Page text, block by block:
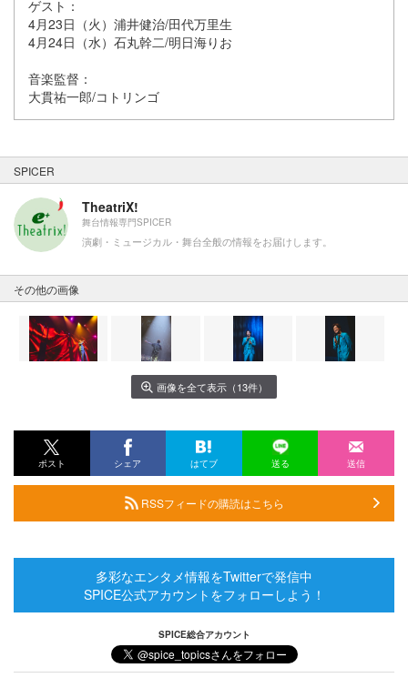
ゲスト：
4月23日（火）浦井健治/田代万里生
4月24日（水）石丸幹二/明日海りお
音楽監督：
大貫祐一郎/コトリンゴ
SPICER
TheatriX!
舞台情報専門SPICER
演劇・ミュージカル・舞台全般の情報をお届けします。
その他の画像
画像を全て表示（13件）
ポスト シェア はてブ 送る 送信
RSSフィードの購読はこちら
多彩なエンタメ情報をTwitterで発信中
SPICE公式アカウントをフォローしよう！
SPICE総合アカウント